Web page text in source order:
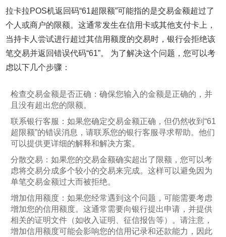
拉卡拉POS机返回码“61超限额”可能指的是交易金额超过了
个人或商户的限额。这通常发生在信用卡或其他支付卡上，
当持卡人尝试进行超过其信用额度的交易时，银行会拒绝该
笔交易并返回错误代码“61”。 为了解决这个问题，您可以考
虑以下几个步骤：
检查交易金额是否正确：确保您输入的金额是正确的，并
且没有超出您的限额。
联系银行客服：如果您确定交易金额正确，但仍然收到“61
超限额”的错误消息，请联系您的银行客服寻求帮助。他们
可以提供更详细的解释和解决方案。
分散交易：如果您的交易金额确实超出了限额，您可以考
虑将交易分成多个较小的交易来完成。这样可以避免因为
单笔交易金额过大而被拒绝。
增加信用额度：如果您经常遇到这个问题，可能需要考虑
增加您的信用额度。这通常需要向银行提出申请，并提供
相关的证明文件（如收入证明、征信报告等）。请注意，
增加信用额度可能会影响您的信用记录和还款能力，因此